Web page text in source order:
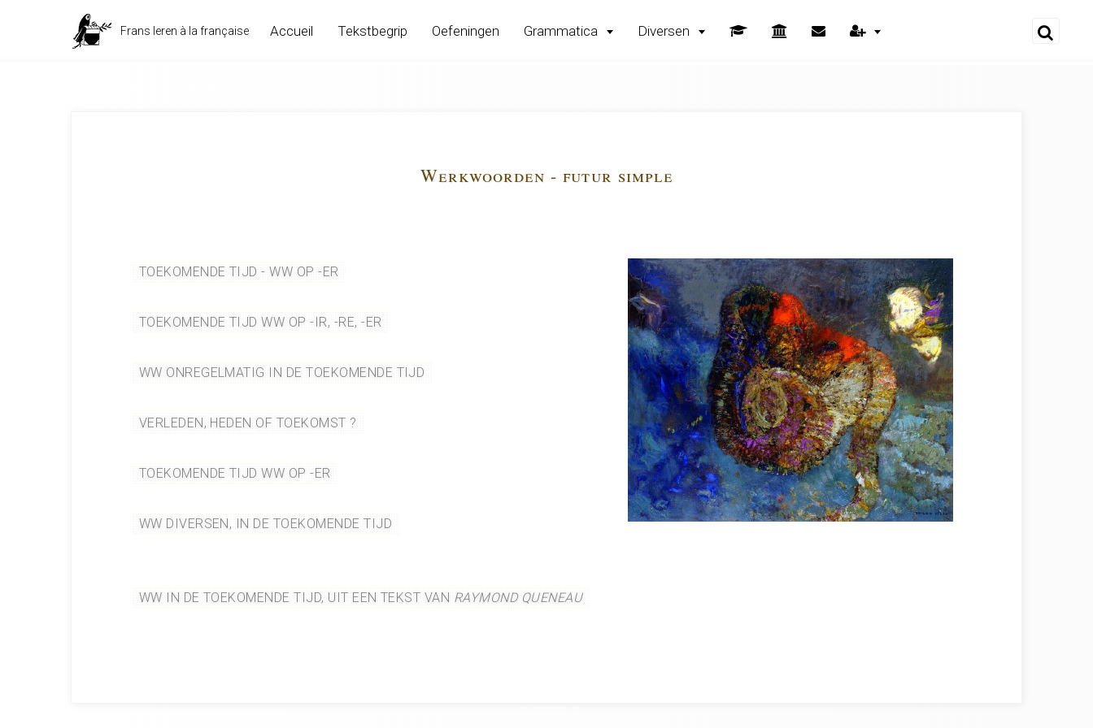
Frans leren à la française Accueil Tekstbegrip Oefeningen Grammatica Diversen
Werkwoorden - futur simple
TOEKOMENDE TIJD - WW OP -ER
TOEKOMENDE TIJD WW OP -IR, -RE, -ER
WW ONREGELMATIG IN DE TOEKOMENDE TIJD
VERLEDEN, HEDEN OF TOEKOMST ?
TOEKOMENDE TIJD WW OP -ER
WW DIVERSEN, IN DE TOEKOMENDE TIJD
WW IN DE TOEKOMENDE TIJD, UIT EEN TEKST VAN RAYMOND QUENEAU